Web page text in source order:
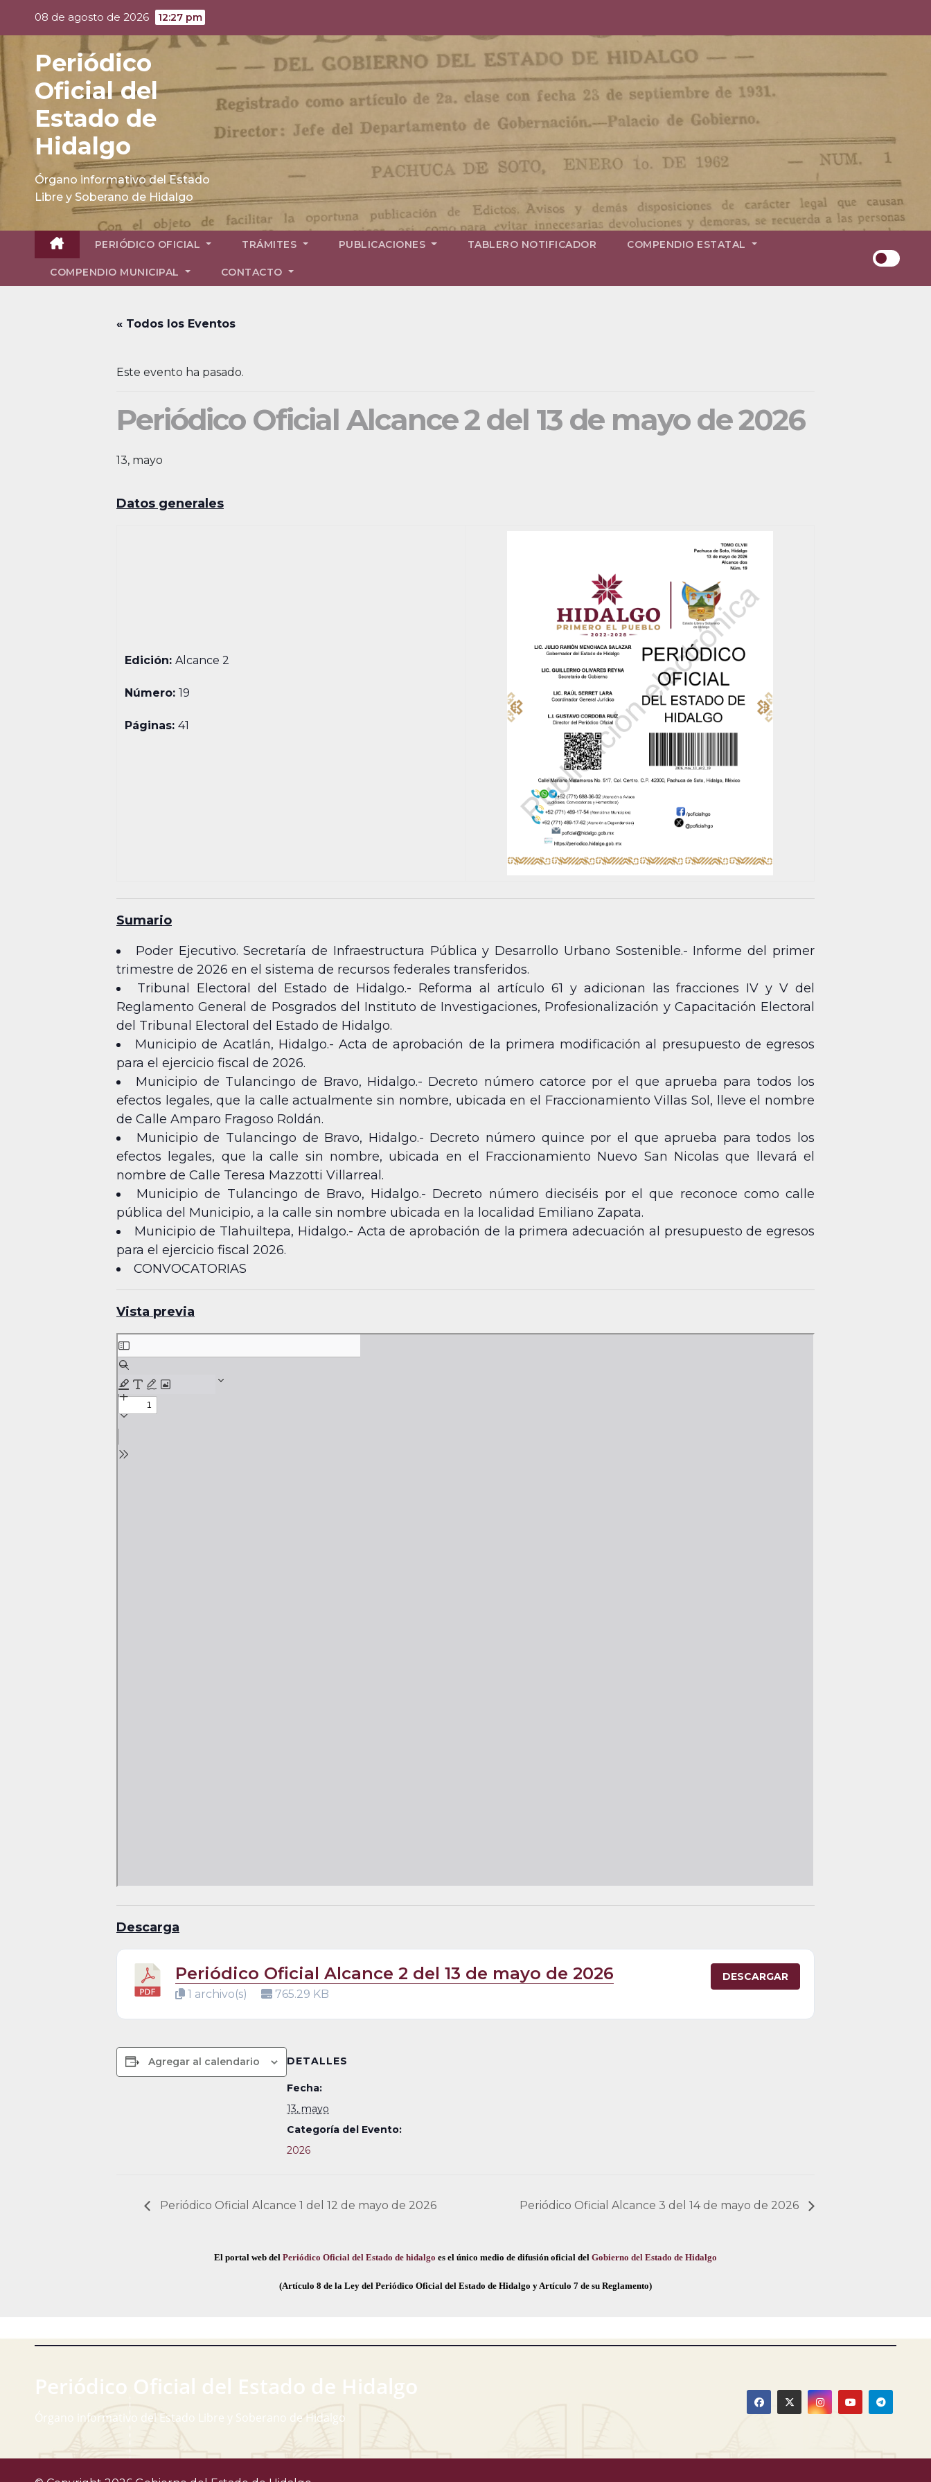
08 de agosto de 2026 12:27 pm
Periódico
Oficial del
Estado de
Hidalgo
Órgano informativo del Estado
Libre y Soberano de Hidalgo
PERIÓDICO OFICIAL TRÁMITES PUBLICACIONES TABLERO NOTIFICADOR COMPENDIO ESTATAL
COMPENDIO MUNICIPAL CONTACTO
« Todos los Eventos
Este evento ha pasado.
Periódico Oficial Alcance 2 del 13 de mayo de 2026
13, mayo
Datos generales
Edición:Alcance 2
Número:19
Páginas:41
Sumario
Poder Ejecutivo. Secretaría de Infraestructura Pública y Desarrollo Urbano Sostenible.- Informe del primer
trimestre de 2026 en el sistema de recursos federales transferidos.
Tribunal Electoral del Estado de Hidalgo.- Reforma al artículo 61 y adicionan las fracciones IV y V del
Reglamento General de Posgrados del Instituto de Investigaciones, Profesionalización y Capacitación Electoral
del Tribunal Electoral del Estado de Hidalgo.
Municipio de Acatlán, Hidalgo.- Acta de aprobación de la primera modificación al presupuesto de egresos
para el ejercicio fiscal de 2026.
Municipio de Tulancingo de Bravo, Hidalgo.- Decreto número catorce por el que aprueba para todos los
efectos legales, que la calle actualmente sin nombre, ubicada en el Fraccionamiento Villas Sol, lleve el nombre
de Calle Amparo Fragoso Roldán.
Municipio de Tulancingo de Bravo, Hidalgo.- Decreto número quince por el que aprueba para todos los
efectos legales, que la calle sin nombre, ubicada en el Fraccionamiento Nuevo San Nicolas que llevará el
nombre de Calle Teresa Mazzotti Villarreal.
Municipio de Tulancingo de Bravo, Hidalgo.- Decreto número dieciséis por el que reconoce como calle
pública del Municipio, a la calle sin nombre ubicada en la localidad Emiliano Zapata.
Municipio de Tlahuiltepa, Hidalgo.- Acta de aprobación de la primera adecuación al presupuesto de egresos
para el ejercicio fiscal 2026.
CONVOCATORIAS
Vista previa
Skip
to
PDF
content
Descarga
Periódico Oficial Alcance 2 del 13 de mayo de 2026
1 archivo(s) 765.29 KB
DESCARGAR
Agregar al calendario DETALLES
Fecha:
13, mayo
Categoría del Evento:
2026
Periódico Oficial Alcance 1 del 12 de mayo de 2026 Periódico Oficial Alcance 3 del 14 de mayo de 2026
El portal web del Periódico Oficial del Estado de hidalgo es el único medio de difusión oficial del Gobierno del Estado de Hidalgo
(Artículo 8 de la Ley del Periódico Oficial del Estado de Hidalgo y Artículo 7 de su Reglamento)
Periódico Oficial del Estado de Hidalgo
Órgano informativo del Estado Libre y Soberano de Hidalgo